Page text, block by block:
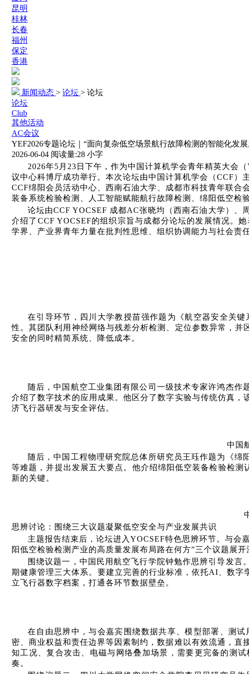
昆明
桂林
长春
福州
保定
香港
新闻动态 > 论坛 > 论坛
论坛
Club
其他活动
AC会议
YEF2026专题论坛｜“面向复杂低空场景航行故障检测的智能化发
2026-06-04 阅读量:28 小字
2026年5月23日下午，作为中国计算机学会青年精英大会
议中心科博厅成功举行。本次论坛由中国计算机学会（CCF）
CCF绵阳会员活动中心、西南石油大学、成都市科技青年联
装备系统检验检测、人工智能赋能航行故障检测、绵阳低空检
论坛由CCF YOCSEF 成都AC张晓均（西南石油大学）、
介绍了CCF YOCSEF的组织宗旨与成都分论坛的发展情况。
学界、产业界青年力量在批判性思维、组织协调能力与社会责
在引导环节，四川大学教授苗强作题为《航空器安全关
性。其团队利用神经网络与残差分析检测、定位参数异常，
安全的同时精简系统、降低成本。
随后，中国航空工业集团有限公司一级技术专家许鸿杰
介绍了数字技术的应用成果。他区分了数字实验与传统仿真
济飞行器研发与安全评估。
中国
随后，中国工程物理研究院总体所研究员王珏作题为《
等难题，并提出发展五大要点。他介绍绵阳低空装备检验检
新的关键。
思辨讨论：围绕三大议题凝聚低空安全与产业发展共识
主题报告结束后，论坛进入YOCSEF特色思辨环节。与会
阳低空检验检测产业的高质量发展布局路在何方”三个议题展开
围绕议题一，中国民用航空飞行学院钟勉作思辨引导发
期健康管理三大体系。要建立完善的行业标准，依托AI、数
立飞行器数字档案，打通各环节数据壁垒。
在自由思辨中，与会嘉宾围绕数据共享、模型部署、测
密、商业权益和责任边界等因素制约，数据难以有效流通，直
知工况、复合攻击、电磁与网络叠加场景，需要更完备的测
奏。